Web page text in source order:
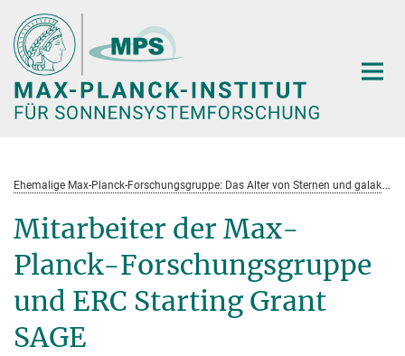
Hauptinhalt
E
hemalige Max-Planck-Forschungsgruppe: Das Alter von Sternen und galaktische Entwicklung
Mitarbeiter der Max-
Planck-Forschungsgruppe
und ERC Starting Grant
SAGE